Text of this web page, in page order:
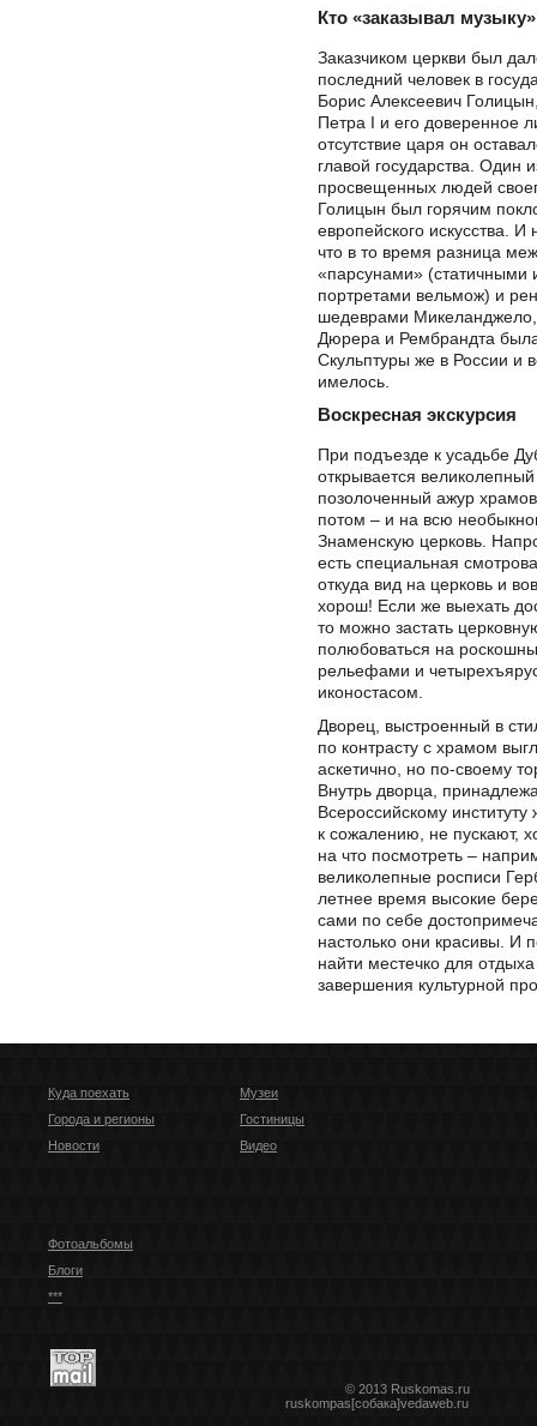
Кто «заказывал
Заказчиком церкви был
последний человек в
Борис Алексеевич
Петра I и его доверенное
отсутствие царя он
главой государства. Один
просвещенных людей
Голицын был горячим
европейского искусства. И
что в то время разница
«парсунами» (статичными
портретами вельмож) и
шедеврами
Дюрера и Рембрандта
Скульптуры же в России и
имелось.
Воскресная экскурсия
При подъезде к усадьбе
открывается
позолоченный ажур
потом – и на всю
Знаменскую церковь.
есть специальная
откуда вид на церковь и
хорош! Если же выехать
то можно застать
полюбоваться на
рельефами и
иконостасом.
Дворец, выстроенный в
по контрасту с храмом
аскетично, но по-своему
Внутрь дворца,
Всероссийскому институту
к сожалению, не пускают,
на что посмотреть –
великолепные росписи
летнее время высокие
сами по себе
настолько они красивы. И
найти местечко для
завершения культурной
Куда поехать
Города и регионы
Новости
Музеи
Гостиницы
Видео
Фотоальбомы
Блоги
***
© 2013 Ruskomas.ru
ruskompas[собака]vedaweb.ru